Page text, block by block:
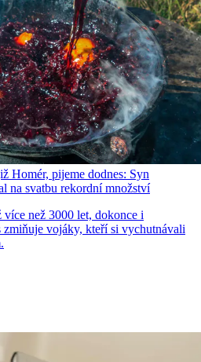
Homér, pijeme dodnes: Syn
na svatbu rekordní množství
než 3000 let, dokonce i
vojáky, kteří si vychutnávali